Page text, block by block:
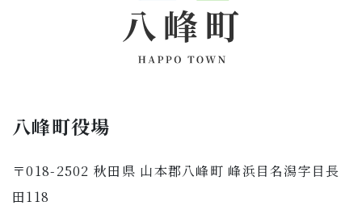
八峰町役場
〒018-2502 秋田県 山本郡八峰町 峰浜目名潟字目長
田118